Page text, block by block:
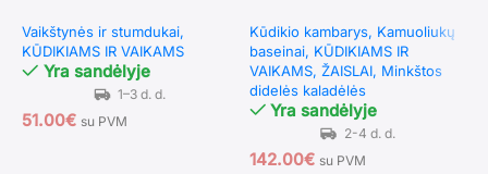
Vaikštynės ir stumdukai
KŪDIKIAMS IR VAIKAMS
Yra sandėlyje
51.00€ su PVM
(Tamsiai mėlyna)
Kūdikio kambarys Kamuoliukų
baseinai KŪDIKIAMS IR
VAIKAMS ŽAISLAI Minkštos
didelės kaladėlės
Yra sandėlyje
142.00€ su PVM